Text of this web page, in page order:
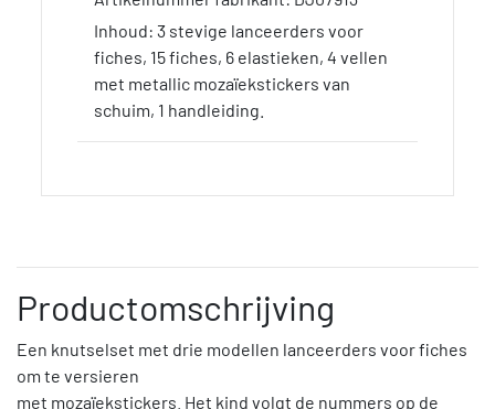
Inhoud: 3 stevige lanceerders voor
fiches, 15 fiches, 6 elastieken, 4 vellen
met metallic mozaïekstickers van
schuim, 1 handleiding.
Productomschrijving
Een knutselset met drie modellen lanceerders voor fiches
om te versieren
met mozaïekstickers. Het kind volgt de nummers op de